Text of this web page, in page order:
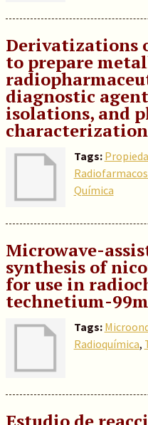
Derivatizations
to prepare
diagnostic
isolations, and
Tags:
Química
Microwave-
synthesis of
for use in
technetium-99m
Tags:
Radioquímica,